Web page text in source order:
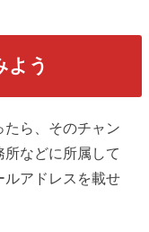
よう
ら、そのチャン
などに所属して
ルアドレスを載せ